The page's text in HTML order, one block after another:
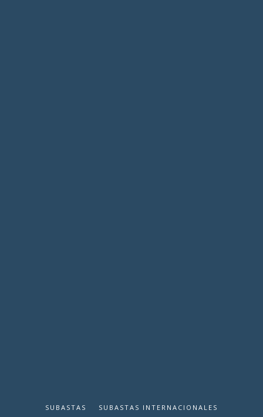
SUBASTAS SUBASTAS INTERNACIONALES